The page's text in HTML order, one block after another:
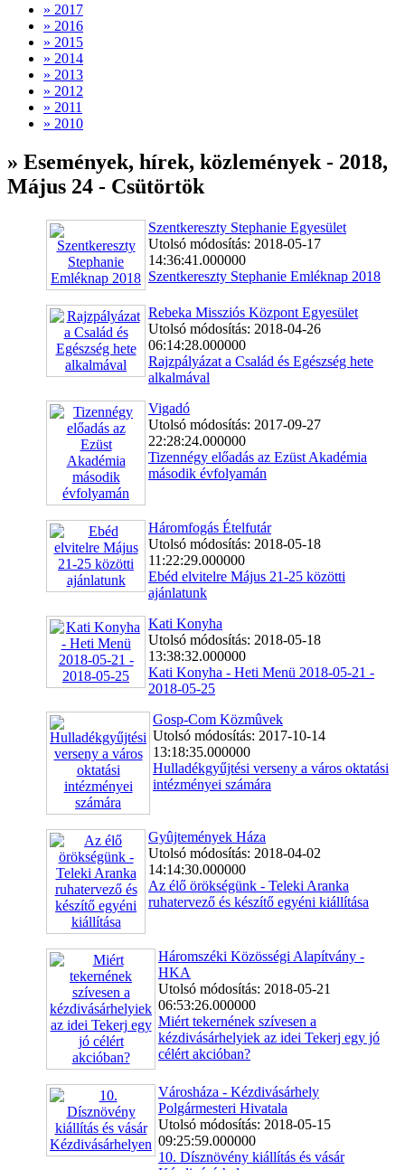
» 2017
» 2016
» 2015
» 2014
» 2013
» 2012
» 2011
» 2010
» Események, hírek, közlemények - 2018,
Május 24 - Csütörtök
Szentkereszty Stephanie Egyesület
Utolsó módosítás: 2018-05-17
14:36:41.000000
Szentkereszty Stephanie Emléknap 2018
Rebeka Missziós Központ Egyesület
Utolsó módosítás: 2018-04-26
06:14:28.000000
Rajzpályázat a Család és Egészség hete
alkalmával
Vigadó
Utolsó módosítás: 2017-09-27
22:28:24.000000
Tizennégy előadás az Ezüst Akadémia
második évfolyamán
Háromfogás Ételfutár
Utolsó módosítás: 2018-05-18
11:22:29.000000
Ebéd elvitelre Május 21-25 közötti
ajánlatunk
Kati Konyha
Utolsó módosítás: 2018-05-18
13:38:32.000000
Kati Konyha - Heti Menü 2018-05-21 -
2018-05-25
Gosp-Com Közmûvek
Utolsó módosítás: 2017-10-14
13:18:35.000000
Hulladékgyűjtési verseny a város oktatási
intézményei számára
Gyûjtemények Háza
Utolsó módosítás: 2018-04-02
14:14:30.000000
Az élő örökségünk - Teleki Aranka
ruhatervező és készítő egyéni kiállítása
Háromszéki Közösségi Alapítvány -
HKA
Utolsó módosítás: 2018-05-21
06:53:26.000000
Miért tekernének szívesen a
kézdivásárhelyiek az idei Tekerj egy jó
célért akcióban?
Városháza - Kézdivásárhely
Polgármesteri Hivatala
Utolsó módosítás: 2018-05-15
09:25:59.000000
10. Dísznövény kiállítás és vásár